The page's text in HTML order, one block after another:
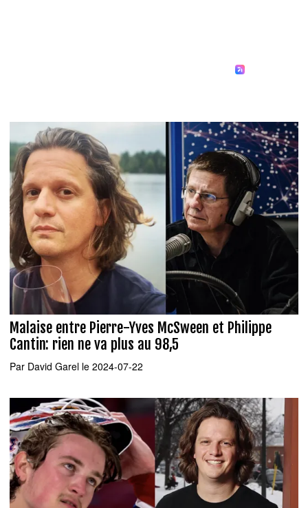
Malaise entre Pierre-Yves McSween et Philippe
Cantin: rien ne va plus au 98,5
Par David Garel le 2024-07-22